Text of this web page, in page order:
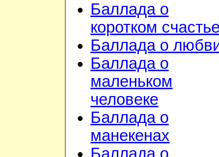
Баллада о
коротком
Баллада о
Баллада о
маленьком
человеке
Баллада о
манекенах